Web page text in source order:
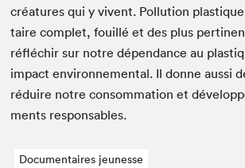
créa­tures qui y vivent. Pol­lu­tion
taire com­plet, fouil­lé et des plus
réfléchir sur notre dépen­dance au
impact envi­ron­nemen­tal. Il donne aus­si
réduire notre con­som­ma­tion et
ments responsables.
Documentaires jeunesse